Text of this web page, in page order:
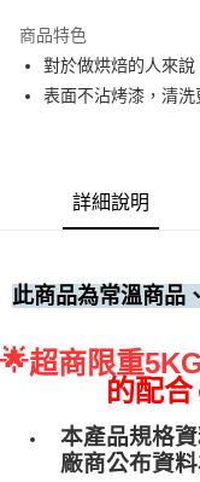
• 付款後7-11取貨
每筆NT$60，滿
商品特色
對於做烘焙的人來
表面不沾烤漆，清洗
詳細說明
此商品為常溫商品
🌟超商限重
的配
本產品規格
廠商公布資